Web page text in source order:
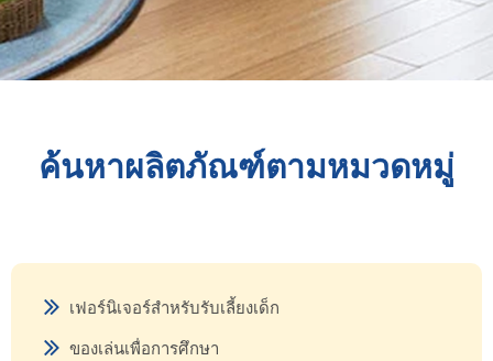
ค้นหาผลิตภัณฑ์ตามหมวดหมู่
เฟอร์นิเจอร์สำหรับรับเลี้ยงเด็ก
ของเล่นเพื่อการศึกษา